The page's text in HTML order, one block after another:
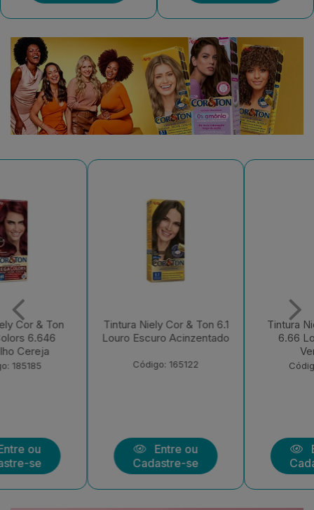
Tintura Niely Cor & Ton 6.1
Louro Escuro Acinzentado
Cadastre-se
Tintura Niely Cor & Ton
6.66 Louro Escuro
Cadastre-se